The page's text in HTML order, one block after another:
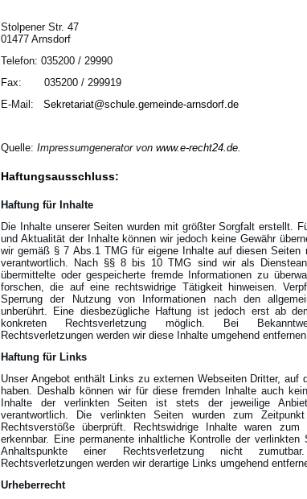
Stolpener Str. 47
01477 Arnsdorf
Telefon: 035200 / 29990
Fax: 035200 / 299919
E-Mail: Sekretariat@schule.gemeinde-arnsdorf.de
Quelle: Impressumgenerator von www.e-recht24.de.
Haftungsausschluss:
Haftung für Inhalte
Die Inhalte unserer Seiten wurden mit größter Sorgfalt erstellt.
und Aktualität der Inhalte können wir jedoch keine Gewähr
wir gemäß § 7 Abs.1 TMG für eigene Inhalte auf diesen Seiten
verantwortlich. Nach §§ 8 bis 10 TMG sind wir als
übermittelte oder gespeicherte fremde Informationen zu
forschen, die auf eine rechtswidrige Tätigkeit hinweisen.
Sperrung der Nutzung von Informationen nach den
unberührt. Eine diesbezügliche Haftung ist jedoch erst ab
konkreten Rechtsverletzung möglich. Bei
Rechtsverletzungen werden wir diese Inhalte umgehend
Haftung für Links
Unser Angebot enthält Links zu externen Webseiten Dritter, auf
haben. Deshalb können wir für diese fremden Inhalte auch
Inhalte der verlinkten Seiten ist stets der jeweilige
verantwortlich. Die verlinkten Seiten wurden zum
Rechtsverstöße überprüft. Rechtswidrige Inhalte waren
erkennbar. Eine permanente inhaltliche Kontrolle der
Anhaltspunkte einer Rechtsverletzung nicht
Rechtsverletzungen werden wir derartige Links umgehend
Urheberrecht